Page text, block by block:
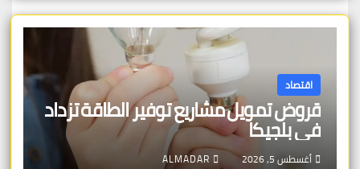
اقتصاد
قروض تمويل مشاريع توفير الطاقة تزداد
في بلجيكا
أغسطس 5, 2026 ALMADAR